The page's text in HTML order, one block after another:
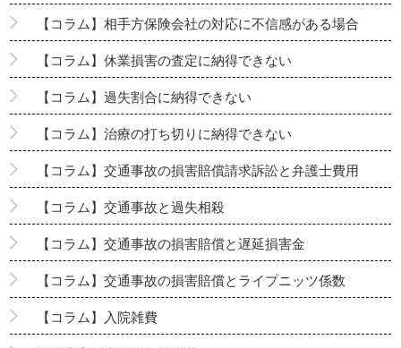
【コラム】相手方保険会社の対応に不信感がある場合
【コラム】休業損害の査定に納得できない
【コラム】過失割合に納得できない
【コラム】治療の打ち切りに納得できない
【コラム】交通事故の損害賠償請求訴訟と弁護士費用
【コラム】交通事故と過失相殺
【コラム】交通事故の損害賠償と遅延損害金
【コラム】交通事故の損害賠償とライプニッツ係数
【コラム】入院雑費